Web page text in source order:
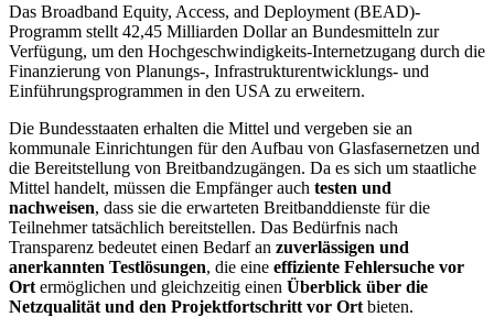
Das Broadband Equity, Access, and Deployment (BEAD)-
Programm stellt 42,45 Milliarden Dollar an Bundesmitteln zur
Verfügung, um den Hochgeschwindigkeits-Internetzugang durch die
Finanzierung von Planungs-, Infrastrukturentwicklungs- und
Einführungsprogrammen in den USA zu erweitern.
Die Bundesstaaten erhalten die Mittel und vergeben sie an
kommunale Einrichtungen für den Aufbau von Glasfasernetzen und
die Bereitstellung von Breitbandzugängen. Da es sich um staatliche
Mittel handelt, müssen die Empfänger auch testen und
nachweisen, dass sie die erwarteten Breitbanddienste für die
Teilnehmer tatsächlich bereitstellen. Das Bedürfnis nach
Transparenz bedeutet einen Bedarf an zuverlässigen und
anerkannten Testlösungen, die eine effiziente Fehlersuche vor
Ort ermöglichen und gleichzeitig einen Überblick über die
Netzqualität und den Projektfortschritt vor Ort bieten.